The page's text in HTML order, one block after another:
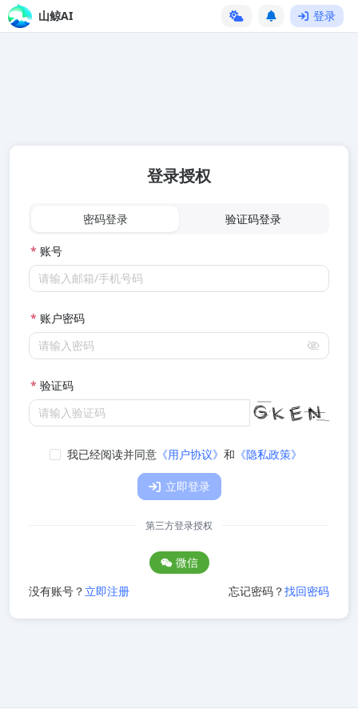
山鲸AI 登录
登录授权
密码登录 验证码登录
* 账号
请输入邮箱/手机号码
* 账户密码
请输入密码
* 验证码
请输入验证码
我已经阅读并同意 《用户协议》 和 《隐私政策》
立即登录
第三方登录授权
微信
没有账号？ 立即注册 忘记密码？找回密码